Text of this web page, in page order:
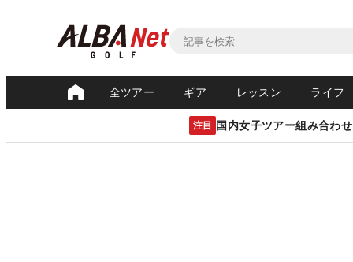
全ツアー ギア レッスン ライフ
注目 国内女子ツアー組み合わせ